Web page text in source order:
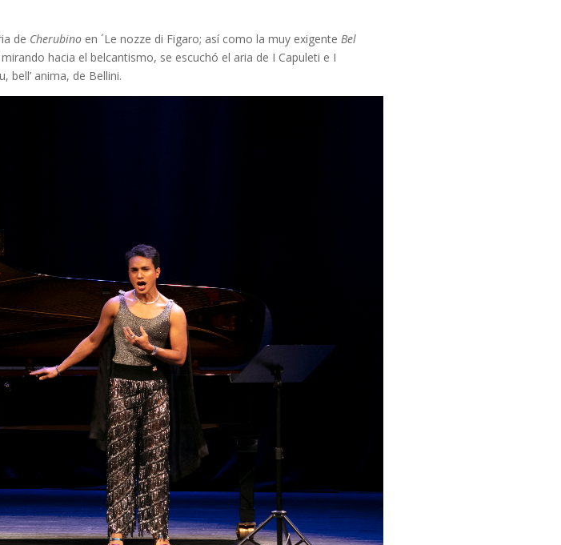
de Cherubino en ´Le nozze di Figaro; así como la muy exigente Bel
hacia el belcantismo, se escuchó el aria de I Capuleti e I
bell’ anima, de Bellini.